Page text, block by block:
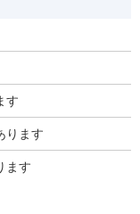
す
ます
す